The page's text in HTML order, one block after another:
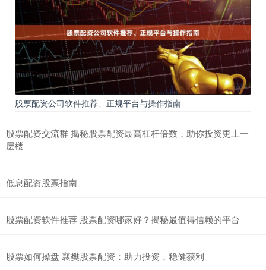
股票配资公司软件推荐、正规平台与操作指南
股票配资交流群 揭秘股票配资最高杠杆倍数，助你投资更上一
层楼
低息配资股票指南
股票配资软件推荐 股票配资哪家好？揭秘最值得信赖的平台
股票如何操盘 襄樊股票配资：助力投资，稳健获利